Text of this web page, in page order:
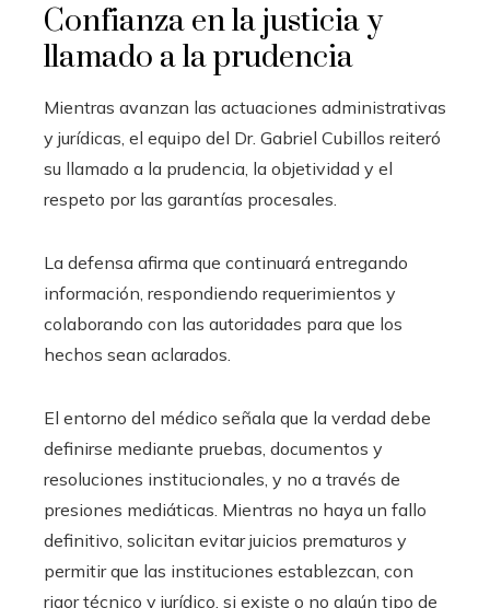
Confianza en la justicia y
llamado a la prudencia
Mientras avanzan las actuaciones administrativas
y jurídicas, el equipo del Dr. Gabriel Cubillos reiteró
su llamado a la prudencia, la objetividad y el
respeto por las garantías procesales.
La defensa afirma que continuará entregando
información, respondiendo requerimientos y
colaborando con las autoridades para que los
hechos sean aclarados.
El entorno del médico señala que la verdad debe
definirse mediante pruebas, documentos y
resoluciones institucionales, y no a través de
presiones mediáticas. Mientras no haya un fallo
definitivo, solicitan evitar juicios prematuros y
permitir que las instituciones establezcan, con
rigor técnico y jurídico, si existe o no algún tipo de